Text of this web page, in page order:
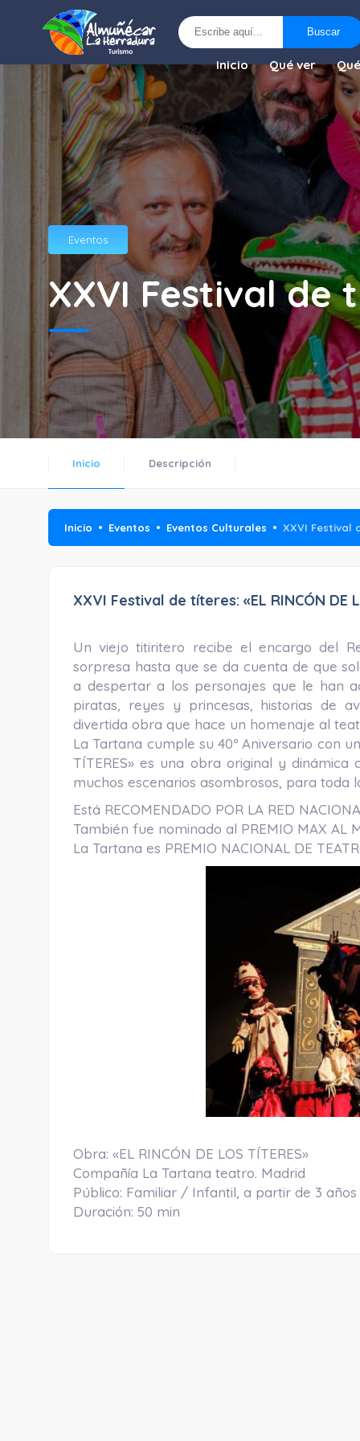
Buscar
Inicio Qué ver
Eventos
XXVI Festival de
Inicio Descripción
Inicio Eventos Eventos Culturales XXVI Festival
XXVI Festival de títeres: «EL RINCÓN DE
Un viejo titiritero recibe el encargo del
sorpresa hasta que se da cuenta de que
a despertar a los personajes que le han
piratas, reyes y princesas, historias de
divertida obra que hace un homenaje al
La Tartana cumple su 40º Aniversario con
TÍTERES» es una obra original y
muchos escenarios asombrosos, para toda
Está RECOMENDADO POR LA RED
También fue nominado al PREMIO MAX AL
La Tartana es PREMIO NACIONAL DE
Obra: «EL RINCÓN DE LOS TÍTERES»
Compañía La Tartana teatro. Madrid
Público: Familiar / Infantil, a partir de 3 años
Duración: 50 min